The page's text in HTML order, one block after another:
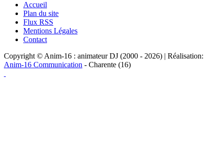
Accueil
Plan du site
Flux RSS
Mentions Légales
Contact
Copyright © Anim-16 : animateur DJ (2000 - 2026) | Réalisation:
Anim-16 Communication - Charente (16)